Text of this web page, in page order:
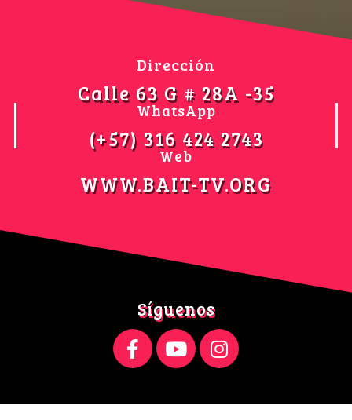
Dirección
Calle 63 G # 28A -35
WhatsApp
(+57) 316 424 2743
Web
WWW.BAIT-TV.ORG
Síguenos